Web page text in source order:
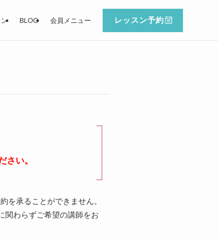
BLOG 会員メニュー レッスン予約
さい。
を承ることができません。
関わらずご希望の講師をお